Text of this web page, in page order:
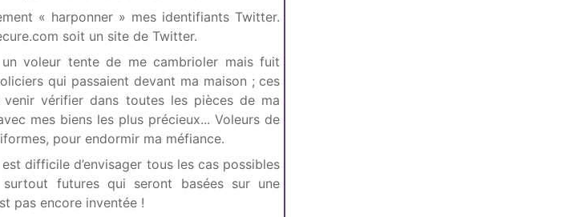
« harponner » mes identifiants Twitter.
soit un site de Twitter.
voleur tente de me cambrioler mais fuit
qui passaient devant ma maison ; ces
vérifier dans toutes les pièces de ma
mes biens les plus précieux... Voleurs de
pour endormir ma méfiance.
difficile d’envisager tous les cas possibles
futures qui seront basées sur une
pas encore inventée !